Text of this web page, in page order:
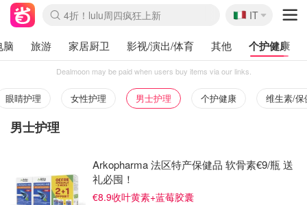
4折！lulu周四疯狂上新
🇮🇹
IT
脑 旅游 家居厨卫 影视/演出/体育 其他 个护健康
Dealmoon may be paid when users buy items via our links.
眼睛护理 女性护理 男士护理 个护健康 维生素/保
男士护理
Arkopharma 法区特产保健品 软骨素€9/瓶 送
礼必囤！
€8.9收叶黄素+蓝莓胶囊